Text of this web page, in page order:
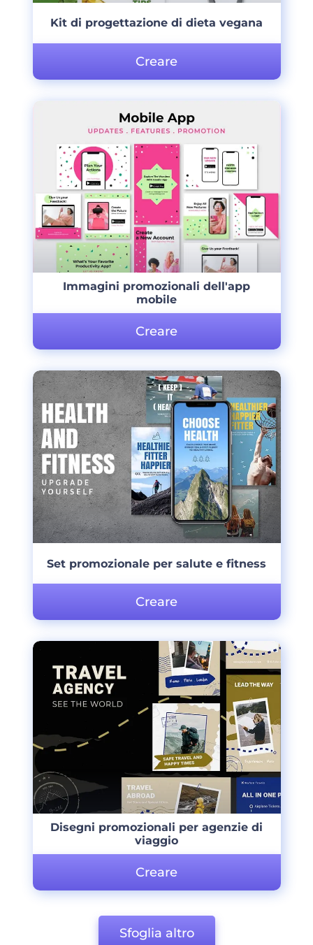
Kit di progettazione di dieta vegana
Creare
Immagini promozionali dell'app
mobile
Creare
Set promozionale per salute e fitness
Creare
Disegni promozionali per agenzie di
viaggio
Creare
Sfoglia altro